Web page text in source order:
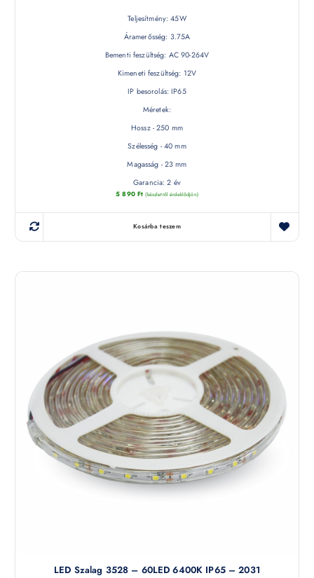
Teljesítmény: 45W
Áramerősség: 3.75A
Bementi feszültség: AC 90-264V
Kimeneti feszültség: 12V
IP besorolás: IP65
Méretek:
Hossz - 250 mm
Szélesség - 40 mm
Magasság - 23 mm
Garancia: 2 év
5 890 Ft (készletről érdeklődjön)
Kosárba teszem
LED Szalag 3528 – 60LED 6400K IP65 – 2031